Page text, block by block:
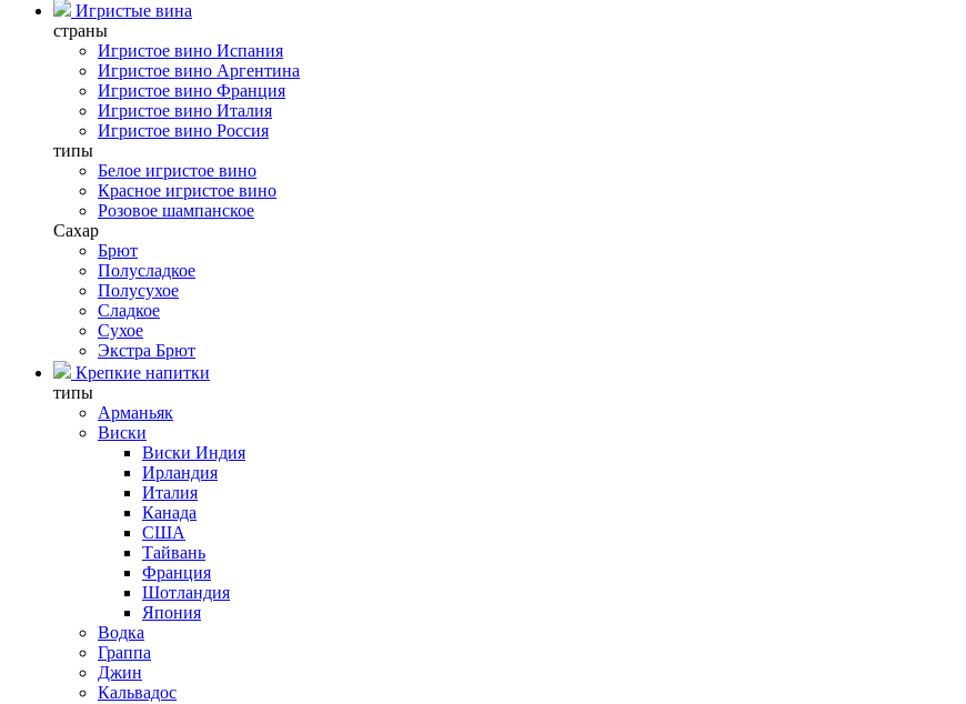
Игристые вина
страны
Игристое вино Испания
Игристое вино Аргентина
Игристое вино Франция
Игристое вино Италия
Игристое вино Россия
типы
Белое игристое вино
Красное игристое вино
Розовое шампанское
Сахар
Брют
Полусладкое
Полусухое
Сладкое
Сухое
Экстра Брют
Крепкие напитки
типы
Арманьяк
Виски
Виски Индия
Ирландия
Италия
Канада
США
Тайвань
Франция
Шотландия
Япония
Водка
Граппа
Джин
Кальвадос